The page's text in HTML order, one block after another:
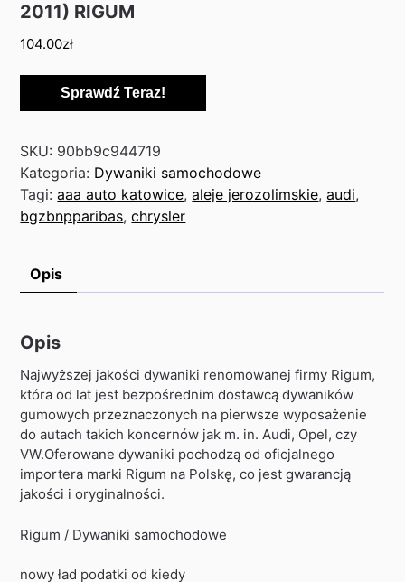
2011) RIGUM
104.00zł
Sprawdź Teraz!
SKU: 90bb9c944719
Kategoria: Dywaniki samochodowe
Tagi:aaa auto katowice,aleje jerozolimskie,audi,
bgzbnpparibas,chrysler
Opis
Opis
Najwyższej jakości dywaniki renomowanej firmy Rigum,
która od lat jest bezpośrednim dostawcą dywaników
gumowych przeznaczonych na pierwsze wyposażenie
do autach takich koncernów jak m. in. Audi, Opel, czy
VW.Oferowane dywaniki pochodzą od oficjalnego
importera marki Rigum na Polskę, co jest gwarancją
jakości i oryginalności.
Rigum / Dywaniki samochodowe
nowy ład podatki od kiedy